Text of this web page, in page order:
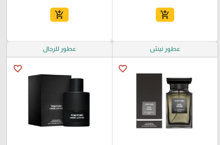
add_shopping_cart
add_shopping_cart
عطور نيش
favorite_border
عطور للرجال
favorite_border